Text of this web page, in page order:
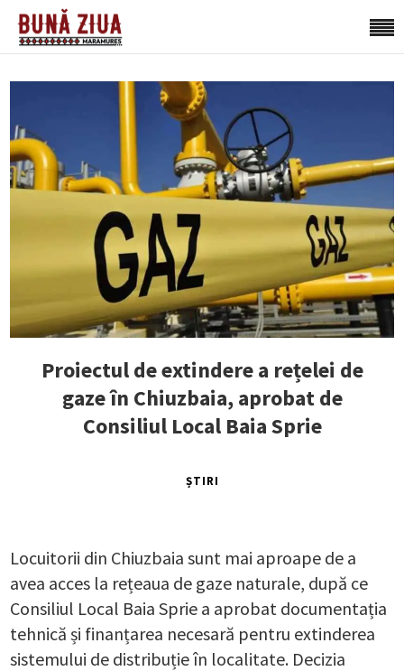
Proiectul de extindere a rețelei de
gaze în Chiuzbaia, aprobat de
Consiliul Local Baia Sprie
ȘTIRI
Locuitorii din Chiuzbaia sunt mai aproape de a
avea acces la rețeaua de gaze naturale, după ce
Consiliul Local Baia Sprie a aprobat documentația
tehnică și finanțarea necesară pentru extinderea
sistemului de distribuție în localitate. Decizia